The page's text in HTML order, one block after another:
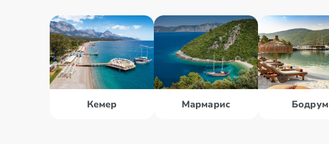
Кемер Мармарис Бодрум